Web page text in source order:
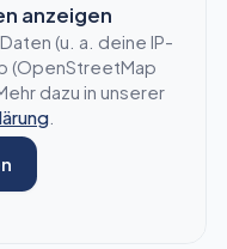
anzeigen
(u. a. deine IP-
(OpenStreetMap
dazu in unserer